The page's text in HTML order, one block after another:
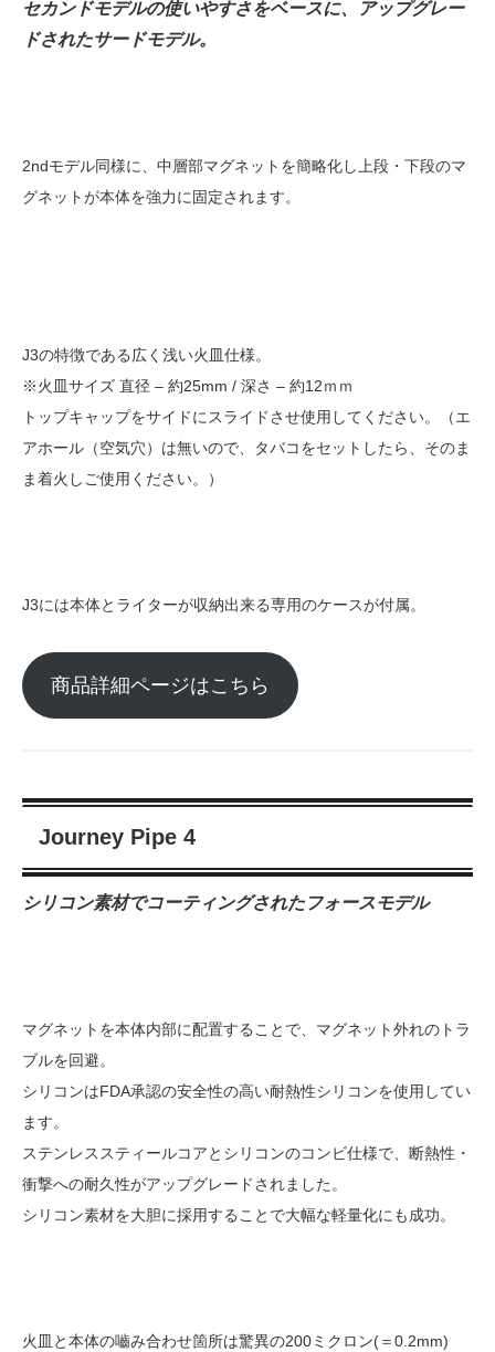
セカンドモデルの使いやすさをベースに、アップグレー
ドされたサードモデル。
2ndモデル同様に、中層部マグネットを簡略化し上段・下段のマ
グネットが本体を強力に固定されます。
J3の特徴である広く浅い火皿仕様。
※火皿サイズ 直径 – 約25mm / 深さ – 約12ｍｍ
トップキャップをサイドにスライドさせ使用してください。（エ
アホール（空気穴）は無いので、タバコをセットしたら、そのま
ま着火しご使用ください。）
J3には本体とライターが収納出来る専用のケースが付属。
商品詳細ページはこちら
Journey Pipe 4
シリコン素材でコーティングされたフォースモデル
マグネットを本体内部に配置することで、マグネット外れのトラ
ブルを回避。
シリコンはFDA承認の安全性の高い耐熱性シリコンを使用してい
ます。
ステンレススティールコアとシリコンのコンビ仕様で、断熱性・
衝撃への耐久性がアップグレードされました。
シリコン素材を大胆に採用することで大幅な軽量化にも成功。
火皿と本体の嚙み合わせ箇所は驚異の200ミクロン(＝0.2mm)